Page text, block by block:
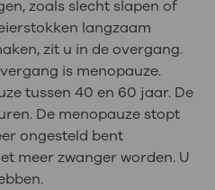
zoals slecht slapen of
langzaam
zit u in de overgang.
is menopauze.
tussen 40 en 60 jaar. De
De menopauze stopt
ongesteld bent
meer zwanger worden. U